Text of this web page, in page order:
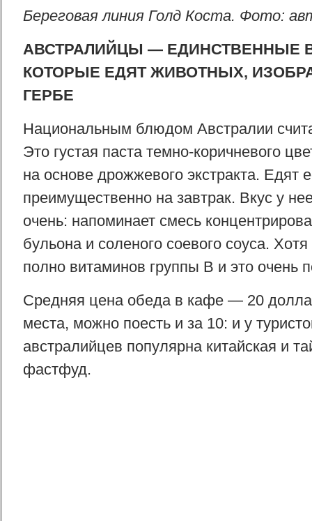
Береговая линия Голд Коста. Фото:
АВСТРАЛИЙЦЫ — ЕДИНСТВЕННЫЕ
КОТОРЫЕ ЕДЯТ ЖИВОТНЫХ,
ГЕРБЕ
Национальным блюдом Австралии
Это густая паста темно-коричневого
на основе дрожжевого экстракта. Едят
преимущественно на завтрак. Вкус у
очень: напоминает смесь
бульона и соленого соевого соуса. Хотя
полно витаминов группы В и это очень
Средняя цена обеда в кафе — 20
места, можно поесть и за 10: и у
австралийцев популярна китайская и
фастфуд.